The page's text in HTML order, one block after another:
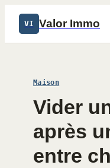
VI Valor Immo
Maison
Vider
après
entre